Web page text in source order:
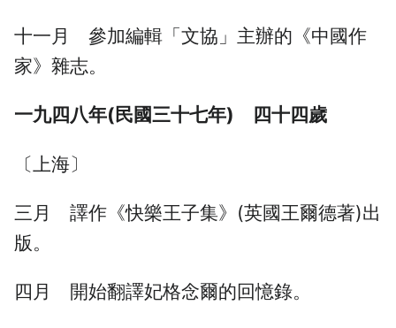
十一月 參加編輯「文協」主辦的《中國作
家》雜志。
一九四八年(民國三十七年) 四十四歲
〔上海〕
三月 譯作《快樂王子集》(英國王爾德著)出
版。
四月 開始翻譯妃格念爾的回憶錄。